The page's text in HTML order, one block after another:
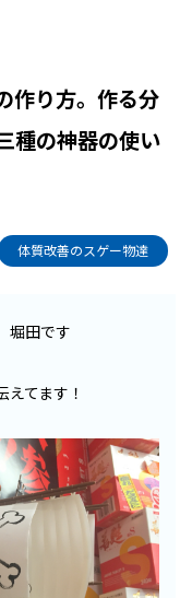
作り方。作る分
種の神器の使い
体質改善のスゲー物達
田です
てます！